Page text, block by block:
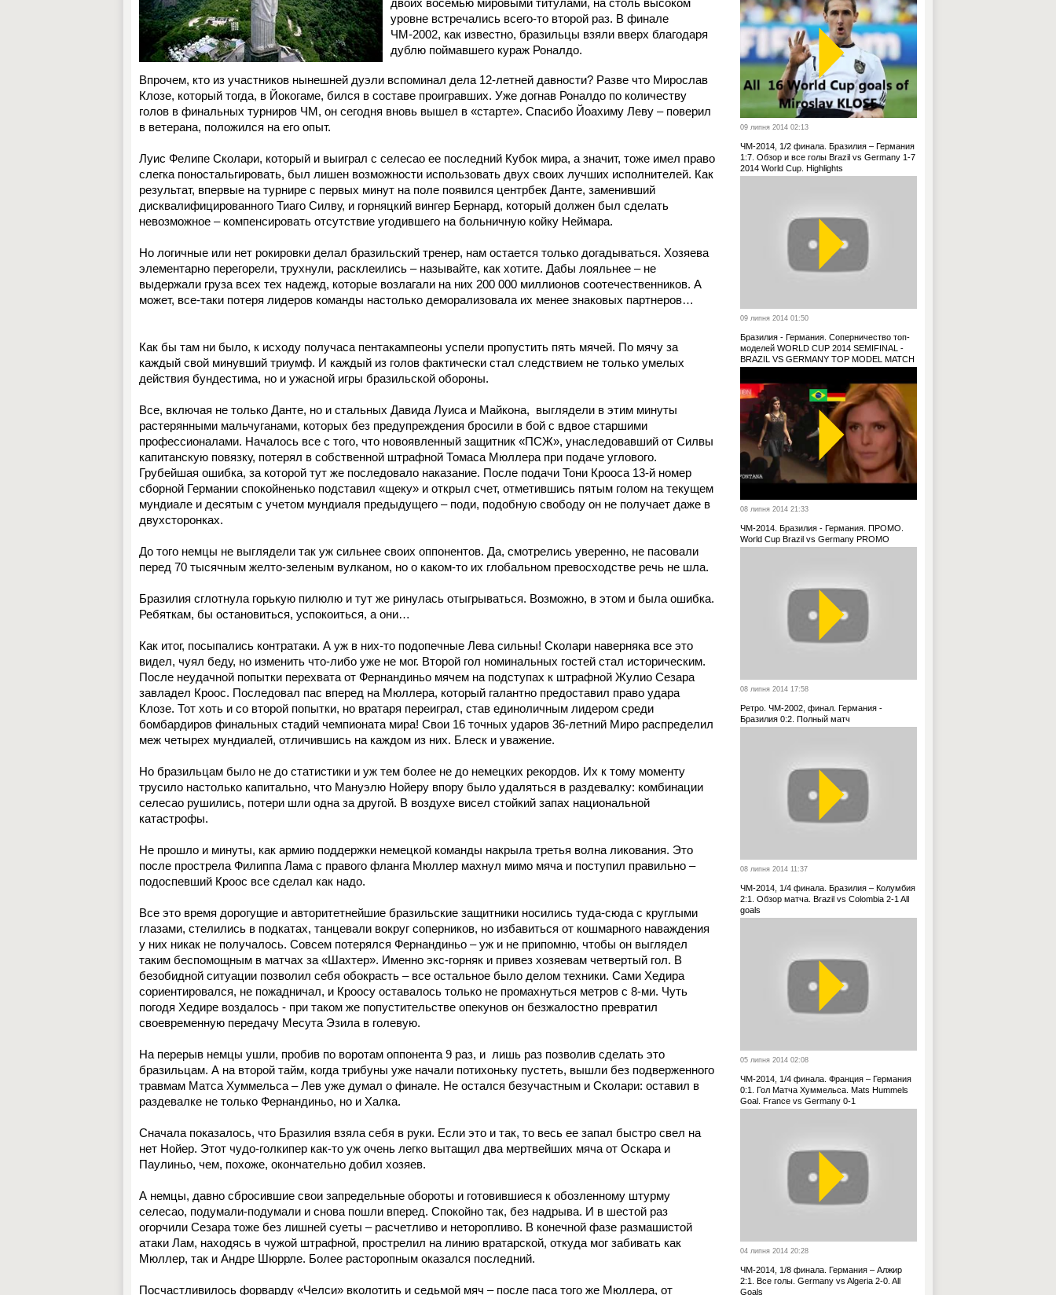
двоих восемью мировыми титулами, на столь высоком
уровне встречались всего-то второй раз. В финале
ЧМ-2002, как известно, бразильцы взяли вверх благодаря
дублю поймавшего кураж Роналдо.
Впрочем, кто из участников нынешней дуэли вспоминал дела 12-летней давности? Разве что Мирослав
Клозе, который тогда, в Йокогаме, бился в составе проигравших. Уже догнав Роналдо по количеству
голов в финальных турниров ЧМ, он сегодня вновь вышел в «старте». Спасибо Йоахиму Леву – поверил
в ветерана, положился на его опыт.
Луис Фелипе Сколари, который и выиграл с селесао ее последний Кубок мира, а значит, тоже имел право
слегка поностальгировать, был лишен возможности использовать двух своих лучших исполнителей. Как
результат, впервые на турнире с первых минут на поле появился центрбек Данте, заменивший
дисквалифицированного Тиаго Силву, и горняцкий вингер Бернард, который должен был сделать
невозможное – компенсировать отсутствие угодившего на больничную койку Неймара.
Но логичные или нет рокировки делал бразильский тренер, нам остается только догадываться. Хозяева
элементарно перегорели, трухнули, расклеились – называйте, как хотите. Дабы лояльнее – не
выдержали груза всех тех надежд, которые возлагали на них 200 000 миллионов соотечественников. А
может, все-таки потеря лидеров команды настолько деморализовала их менее знаковых партнеров…
Как бы там ни было, к исходу получаса пентакампеоны успели пропустить пять мячей. По мячу за
каждый свой минувший триумф. И каждый из голов фактически стал следствием не только умелых
действия бундестима, но и ужасной игры бразильской обороны.
Все, включая не только Данте, но и стальных Давида Луиса и Майкона, выглядели в этим минуты
растерянными мальчуганами, которых без предупреждения бросили в бой с вдвое старшими
профессионалами. Началось все с того, что новоявленный защитник «ПСЖ», унаследовавший от Силвы
капитанскую повязку, потерял в собственной штрафной Томаса Мюллера при подаче углового.
Грубейшая ошибка, за которой тут же последовало наказание. После подачи Тони Крооса 13-й номер
сборной Германии спокойненько подставил «щеку» и открыл счет, отметившись пятым голом на текущем
мундиале и десятым с учетом мундиаля предыдущего – поди, подобную свободу он не получает даже в
двухсторонках.
До того немцы не выглядели так уж сильнее своих оппонентов. Да, смотрелись уверенно, не пасовали
перед 70 тысячным желто-зеленым вулканом, но о каком-то их глобальном превосходстве речь не шла.
Бразилия сглотнула горькую пилюлю и тут же ринулась отыгрываться. Возможно, в этом и была ошибка.
Ребяткам, бы остановиться, успокоиться, а они…
Как итог, посыпались контратаки. А уж в них-то подопечные Лева сильны! Сколари наверняка все это
видел, чуял беду, но изменить что-либо уже не мог. Второй гол номинальных гостей стал историческим.
После неудачной попытки перехвата от Фернандиньо мячем на подступах к штрафной Жулио Сезара
завладел Кроос. Последовал пас вперед на Мюллера, который галантно предоставил право удара
Клозе. Тот хоть и со второй попытки, но вратаря переиграл, став единоличным лидером среди
бомбардиров финальных стадий чемпионата мира! Свои 16 точных ударов 36-летний Миро распределил
меж четырех мундиалей, отличившись на каждом из них. Блеск и уважение.
Но бразильцам было не до статистики и уж тем более не до немецких рекордов. Их к тому моменту
трусило настолько капитально, что Мануэлю Нойеру впору было удаляться в раздевалку: комбинации
селесао рушились, потери шли одна за другой. В воздухе висел стойкий запах национальной
катастрофы.
Не прошло и минуты, как армию поддержки немецкой команды накрыла третья волна ликования. Это
после прострела Филиппа Лама с правого фланга Мюллер махнул мимо мяча и поступил правильно –
подоспевший Кроос все сделал как надо.
Все это время дорогущие и авторитетнейшие бразильские защитники носились туда-сюда с круглыми
глазами, стелились в подкатах, танцевали вокруг соперников, но избавиться от кошмарного наваждения
у них никак не получалось. Совсем потерялся Фернандиньо – уж и не припомню, чтобы он выглядел
таким беспомощным в матчах за «Шахтер». Именно экс-горняк и привез хозяевам четвертый гол. В
безобидной ситуации позволил себя обокрасть – все остальное было делом техники. Сами Хедира
сориентировался, не пожадничал, и Кроосу оставалось только не промахнуться метров с 8-ми. Чуть
погодя Хедире воздалось - при таком же попустительстве опекунов он безжалостно превратил
своевременную передачу Месута Эзила в голевую.
На перерыв немцы ушли, пробив по воротам оппонента 9 раз, и лишь раз позволив сделать это
бразильцам. А на второй тайм, когда трибуны уже начали потихоньку пустеть, вышли без подверженного
травмам Матса Хуммельса – Лев уже думал о финале. Не остался безучастным и Сколари: оставил в
раздевалке не только Фернандиньо, но и Халка.
Сначала показалось, что Бразилия взяла себя в руки. Если это и так, то весь ее запал быстро свел на
нет Нойер. Этот чудо-голкипер как-то уж очень легко вытащил два мертвейших мяча от Оскара и
Паулиньо, чем, похоже, окончательно добил хозяев.
А немцы, давно сбросившие свои запредельные обороты и готовившиеся к обозленному штурму
селесао, подумали-подумали и снова пошли вперед. Спокойно так, без надрыва. И в шестой раз
огорчили Сезара тоже без лишней суеты – расчетливо и неторопливо. В конечной фазе размашистой
атаки Лам, находясь в чужой штрафной, прострелил на линию вратарской, откуда мог забивать как
Мюллер, так и Андре Шюррле. Более расторопным оказался последний.
Посчастливилось форварду «Челси» вколотить и седьмой мяч – после паса того же Мюллера, от
09 липня 2014 02:13
ЧМ-2014, 1/2 финала. Бразилия – Германия
1:7. Обзор и все голы Brazil vs Germany 1-7
2014 World Cup. Highlights
09 липня 2014 01:50
Бразилия - Германия. Соперничество топ-
моделей WORLD CUP 2014 SEMIFINAL -
BRAZIL VS GERMANY TOP MODEL MATCH
08 липня 2014 21:33
ЧМ-2014. Бразилия - Германия. ПРОМО.
World Cup Brazil vs Germany PROMO
08 липня 2014 17:58
Ретро. ЧМ-2002, финал. Германия -
Бразилия 0:2. Полный матч
08 липня 2014 11:37
ЧМ-2014, 1/4 финала. Бразилия – Колумбия
2:1. Обзор матча. Brazil vs Colombia 2-1 All
goals
05 липня 2014 02:08
ЧМ-2014, 1/4 финала. Франция – Германия
0:1. Гол Матча Хуммельса. Mats Hummels
Goal. France vs Germany 0-1
04 липня 2014 20:28
ЧМ-2014, 1/8 финала. Германия – Алжир
2:1. Все голы. Germany vs Algeria 2-0. All
Goals